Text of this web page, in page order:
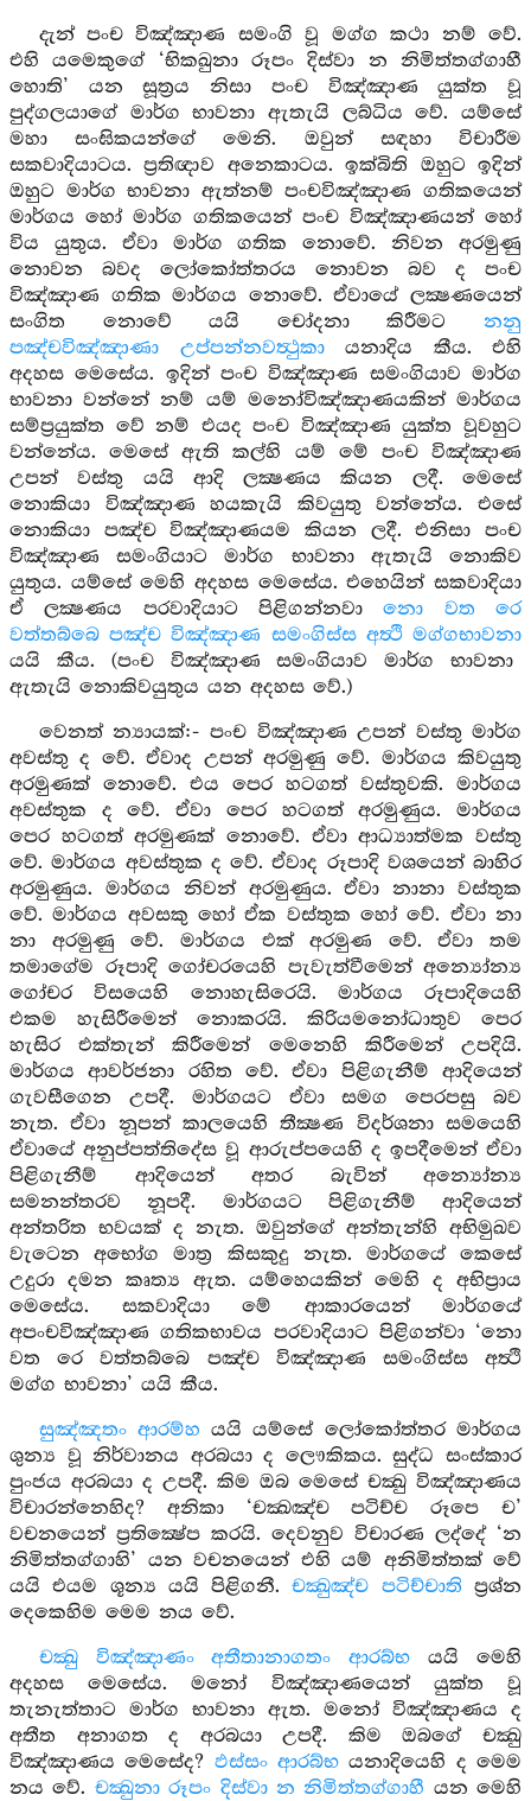
දැන් පංච විඤ්ඤාණ සමංගි වූ මග්ග කථා නම් වේ.
එහි යමෙකුගේ ‘භිකඛුනා රූපං දිස්වා න නිමිත්තග්ගාහී
හොති’ යන සූත්‍රය නිසා පංච විඤ්ඤාණ යුක්ත වූ
පුද්ගලයාගේ මාර්ග භාවනා ඇතැයි ලබ්ධිය වේ. යම්සේ
මහා සංඝිකයන්ගේ මෙනි. ඔවුන් සඳහා විචාරීම
සකවාදියාටය. ප්‍රතිඥාව අනෙකාටය. ඉක්බිති ඔහුට ඉදින්
ඔහුට මාර්ග භාවනා ඇත්නම් පංචවිඤ්ඤාණ ගතිකයෙන්
මාර්ගය හෝ මාර්ග ගතිකයෙන් පංච විඤ්ඤාණයන් හෝ
විය යුතුය. ඒවා මාර්ග ගතික නොවේ. නිවන අරමුණු
නොවන බවද ලෝකෝත්තරය නොවන බව ද පංච
විඤ්ඤාණ ගතික මාර්ගය නොවේ. ඒවායේ ලක්‍ෂණයෙන්
සංගිත නොවේ යයි චෝදනා කිරීමට නනු
පඤ්චවිඤ්ඤාණා උප්පන්නවත්‍ථුකායනාදිය කීය. එහි
අදහස මෙසේය. ඉදින් පංච විඤ්ඤාණ සමංගියාව මාර්ග
භාවනා වන්නේ නම් යම් මනෝවිඤ්ඤාණයකින් මාර්ගය
සම්ප්‍රයුක්ත වේ නම් එයද පංච විඤ්ඤාණ යුක්ත වූවහුට
වන්නේය. මෙසේ ඇති කල්හි යම් මේ පංච විඤ්ඤාණ
උපන් වස්තු යයි ආදි ලක්‍ෂණය කියන ලදී. මෙසේ
නොකියා විඤ්ඤාණ හයකැයි කිවයුතු වන්නේය. එසේ
නොකියා පඤ්ච විඤ්ඤාණයම කියන ලදී. එනිසා පංච
විඤ්ඤාණ සමංගියාට මාර්ග භාවනා ඇතැයි නොකිව
යුතුය. යම්සේ මෙහි අදහස මෙසේය. එහෙයින් සකවාදියා
ඒ ලක්‍ෂණය පරවාදියාට පිළිගන්නවානො වත රෙ
වත්තබ්බෙ පඤ්ච විඤ්ඤාණ සමංගිස්ස අත්‍ථි මග්ගභාවනා
යයි කීය. (පංච විඤ්ඤාණ සමංගියාව මාර්ග භාවනා
ඇතැයි නොකිවයුතුය යන අදහස වේ.)
වෙනත් න්‍යායක්:- පංච විඤ්ඤාණ උපන් වස්තු මාර්ග
අවස්තු ද වේ. ඒවාද උපන් අරමුණු වේ. මාර්ගය කිවයුතු
අරමුණක් නොවේ. එය පෙර හටගත් වස්තුවකි. මාර්ගය
අවස්තුක ද වේ. ඒවා පෙර හටගත් අරමුණුය. මාර්ගය
පෙර හටගත් අරමුණක් නොවේ. ඒවා ආධ්‍යාත්මක වස්තු
වේ. මාර්ගය අවස්තුක ද වේ. ඒවාද රූපාදි වශයෙන් බාහිර
අරමුණුය. මාර්ගය නිවන් අරමුණුය. ඒවා නානා වස්තුක
වේ. මාර්ගය අවසකු හෝ ඒක වස්තුක හෝ වේ. ඒවා නා
නා අරමුණු වේ. මාර්ගය එක් අරමුණ වේ. ඒවා තම
තමාගේම රූපාදි ගෝචරයෙහි පැවැත්වීමෙන් අන්‍යෝන්‍ය
ගෝචර විසයෙහි නොහැසිරෙයි. මාර්ගය රූපාදියෙහි
එකම හැසිරීමෙන් නොකරයි. කිරියමනෝධාතුව පෙර
හැසිර එක්තැන් කිරීමෙන් මෙනෙහි කිරීමෙන් උපදියි.
මාර්ගය ආවර්ජනා රහිත වේ. ඒවා පිළිගැනීම් ආදියෙන්
ගැවසීගෙන උපදී. මාර්ගයට ඒවා සමග පෙරපසු බව
නැත. ඒවා නූපන් කාලයෙහි තීක්‍ෂණ විදර්ශනා සමයෙහි
ඒවායේ අනුප්පත්තිදේස වූ ආරුප්පයෙහි ද ඉපදීමෙන් ඒවා
පිළිගැනීම් ආදියෙන් අතර බැවින් අන්‍යෝන්‍ය
සමනන්තරව නූපදී. මාර්ගයට පිළිගැනීම් ආදියෙන්
අන්තරිත භවයක් ද නැත. ඔවුන්ගේ අන්තැන්හි අභිමුඛව
වැටෙන අභෝග මාත්‍ර කිසකුදු නැත. මාර්ගයේ කෙසේ
උදුරා දමන කෘත්‍ය ඇත. යම්හෙයකින් මෙහි ද අභිප්‍රාය
මෙසේය. සකවාදියා මේ ආකාරයෙන් මාර්ගයේ
අපංචවිඤ්ඤාණ ගතිකභාවය පරවාදියාට පිළිගන්වා ‘නො
වත රෙ වත්තබ්බෙ පඤ්ච විඤ්ඤාණ සමංගිස්ස අත්‍ථි
මග්ග භාවනා’ යයි කීය.
සුඤ්ඤතං ආරම්හ යයි යම්සේ ලෝකෝත්තර මාර්ගය
ශුන්‍ය වූ නිර්වානය අරබයා ද ලෞකිකය. සුද්ධ සංස්කාර
පුංජය අරබයා ද උපදී. කිම ඔබ මෙසේ චක්‍ඛු විඤ්ඤාණය
විචාරන්නෙහිද? අනිකා ‘චක්‍ඛඤ්ච පටිච්ච රූපෙ ච’
වචනයෙන් ප්‍රතික්‍ෂේප කරයි. දෙවනුව විචාරණ ලද්දේ ‘න
නිමිත්තග්ගාහි’ යන වචනයෙන් එහි යම් අනිමිත්තක් වේ
යයි එයම ශූන්‍ය යයි පිළිගනී.චක්‍ඛුඤ්ච පටිච්චාති ප්‍රශ්න
දෙකෙහිම මෙම නය වේ.
චක්‍ඛු විඤ්ඤාණං අතීතානාගතං ආරබ්භ යයි මෙහි
අදහස මෙසේය. මනෝ විඤ්ඤාණයෙන් යුක්ත වූ
තැනැත්තාට මාර්ග භාවනා ඇත. මනෝ විඤ්ඤාණය ද
අතීත අනාගත ද අරබයා උපදී. කිම ඔබගේ චක්‍ඛු
විඤ්ඤාණය මෙසේද? ඵස්සං ආරබ්භ යනාදියෙහි ද මෙම
නය වේ. චක්‍ඛුනා රූපං දිස්වා න නිමිත්තග්ගාහී යන මෙහි